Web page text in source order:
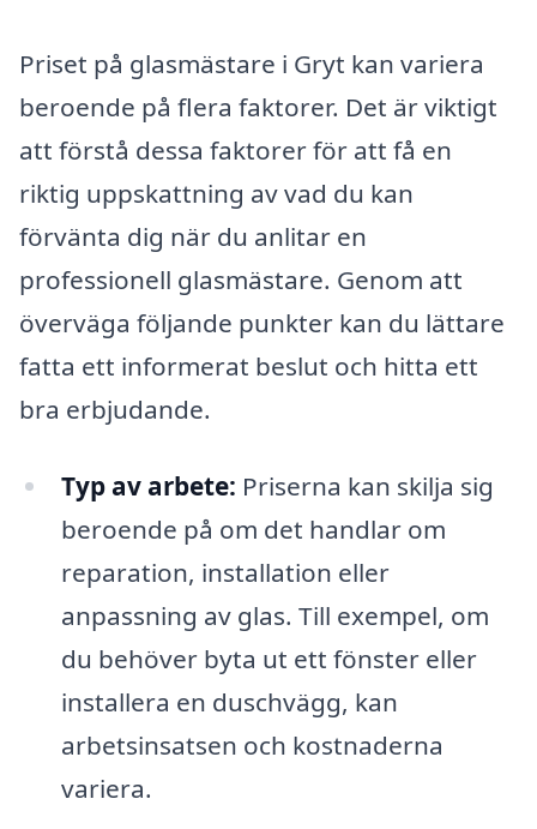
Priset på glasmästare i Gryt kan variera
beroende på flera faktorer. Det är viktigt
att förstå dessa faktorer för att få en
riktig uppskattning av vad du kan
förvänta dig när du anlitar en
professionell glasmästare. Genom att
överväga följande punkter kan du lättare
fatta ett informerat beslut och hitta ett
bra erbjudande.
Typ av arbete: Priserna kan skilja sig
beroende på om det handlar om
reparation, installation eller
anpassning av glas. Till exempel, om
du behöver byta ut ett fönster eller
installera en duschvägg, kan
arbetsinsatsen och kostnaderna
variera.